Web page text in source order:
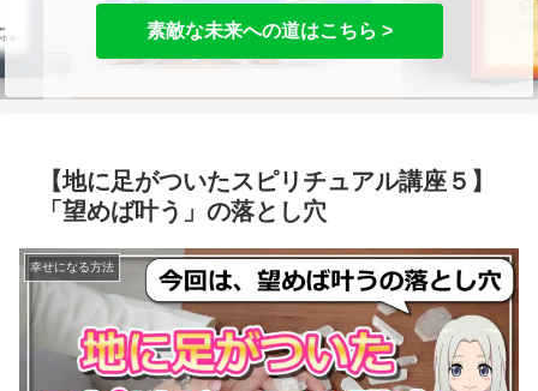
素敵な未来への道はこちら >
【地に足がついたスピリチュアル講座５】
「望めば叶う」の落とし穴
幸せになる方法